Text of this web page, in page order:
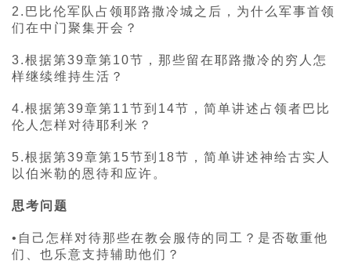
2.巴比伦军队占领耶路撒冷城之后，为什么军事首领
们在中门聚集开会？
3.根据第39章第10节，那些留在耶路撒冷的穷人怎
样继续维持生活？
4.根据第39章第11节到14节，简单讲述占领者巴比
伦人怎样对待耶利米？
5.根据第39章第15节到18节，简单讲述神给古实人
以伯米勒的恩待和应许。
思考问题
•自己怎样对待那些在教会服侍的同工？是否敬重他
们、也乐意支持辅助他们？